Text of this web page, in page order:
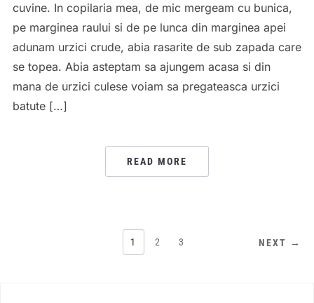
cuvine. In copilaria mea, de mic mergeam cu bunica,
pe marginea raului si de pe lunca din marginea apei
adunam urzici crude, abia rasarite de sub zapada care
se topea. Abia asteptam sa ajungem acasa si din
mana de urzici culese voiam sa pregateasca urzici
batute […]
READ MORE
1 2 3 NEXT →